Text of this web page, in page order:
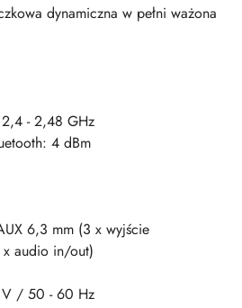
dynamiczna w pełni ważona
- 2,48 GHz
4 dBm
6,3 mm (3 x wyjście
x audio in/out)
V / 50 - 60 Hz